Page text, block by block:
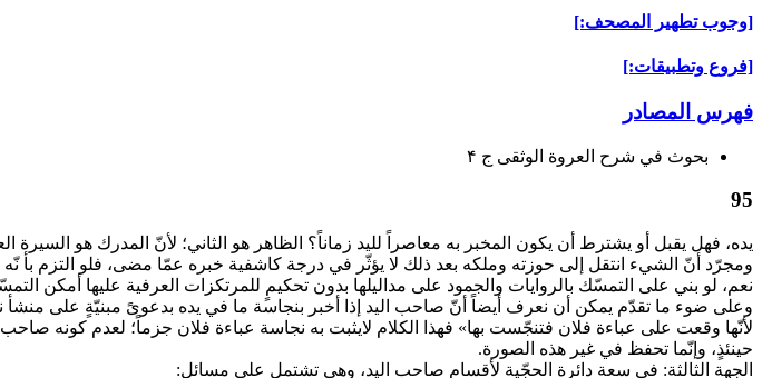
[وجوب تطهير المصحف:]
[فروع وتطبيقات:]
فهرس المصادر
بحوث في شرح العروة الوثقى ج ۴
95
يده، فهل يقبل أو يشترط أن يكون المخبر به معاصراً لليد زماناً؟ الظاهر هو الثاني؛ لأنّ المدرك هو السيرة
ومجرّد أنّ الشي‏ء انتقل إلى حوزته وملكه بعد ذلك لا يؤثّر في درجة كاشفية خبره عمّا مضى، فلو التزم بأ
نعم، لو بني على التمسّك بالروايات والجمود على مداليلها بدون تحكيمٍ للمرتكزات العرفية عليها أمكن
وعلى ضوء ما تقدّم يمكن أن نعرف أيضاً أنّ صاحب اليد إذا أخبر بنجاسة ما في يده بدعوىً مبنيّةٍ على منشأ
لأنّها وقعت على عباءة فلان فتنجّست بها» فهذا الكلام لايثبت به نجاسة عباءة فلان جزماً؛ لعدم كونه
حينئذٍ، وإنّما تحفظ في غير هذه الصورة.
الجهة الثالثة: في سعة دائرة الحجّية لأقسام صاحب اليد، وهي تشتمل على مسائل: